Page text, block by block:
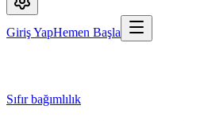
Giriş YapHemen Başla
Sıfır bağımlılık